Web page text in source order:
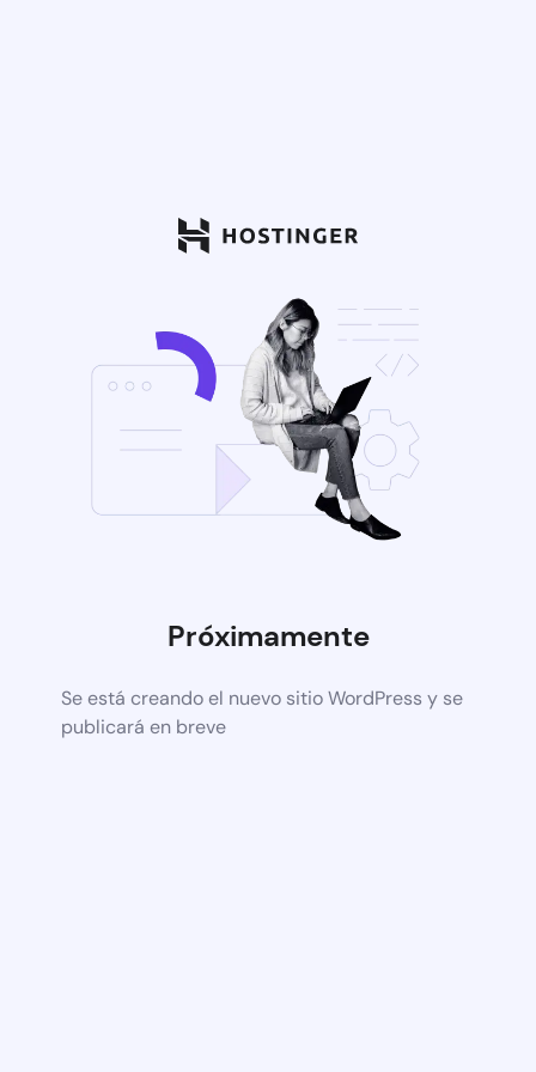
Próximamente
Se está creando el nuevo sitio WordPress y se
publicará en breve